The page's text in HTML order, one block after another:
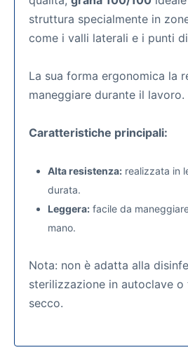
struttura specialmente in
come i valli laterali e i punti
La sua forma ergonomica la
maneggiare durante il lavoro.
Caratteristiche principali:
Alta resistenza: realizzata in
durata.
Leggera: facile da
mano.
Nota: non è adatta alla
sterilizzazione in autoclave
secco.